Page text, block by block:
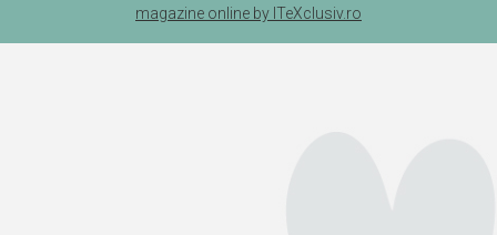
magazine online by ITeXclusiv.ro